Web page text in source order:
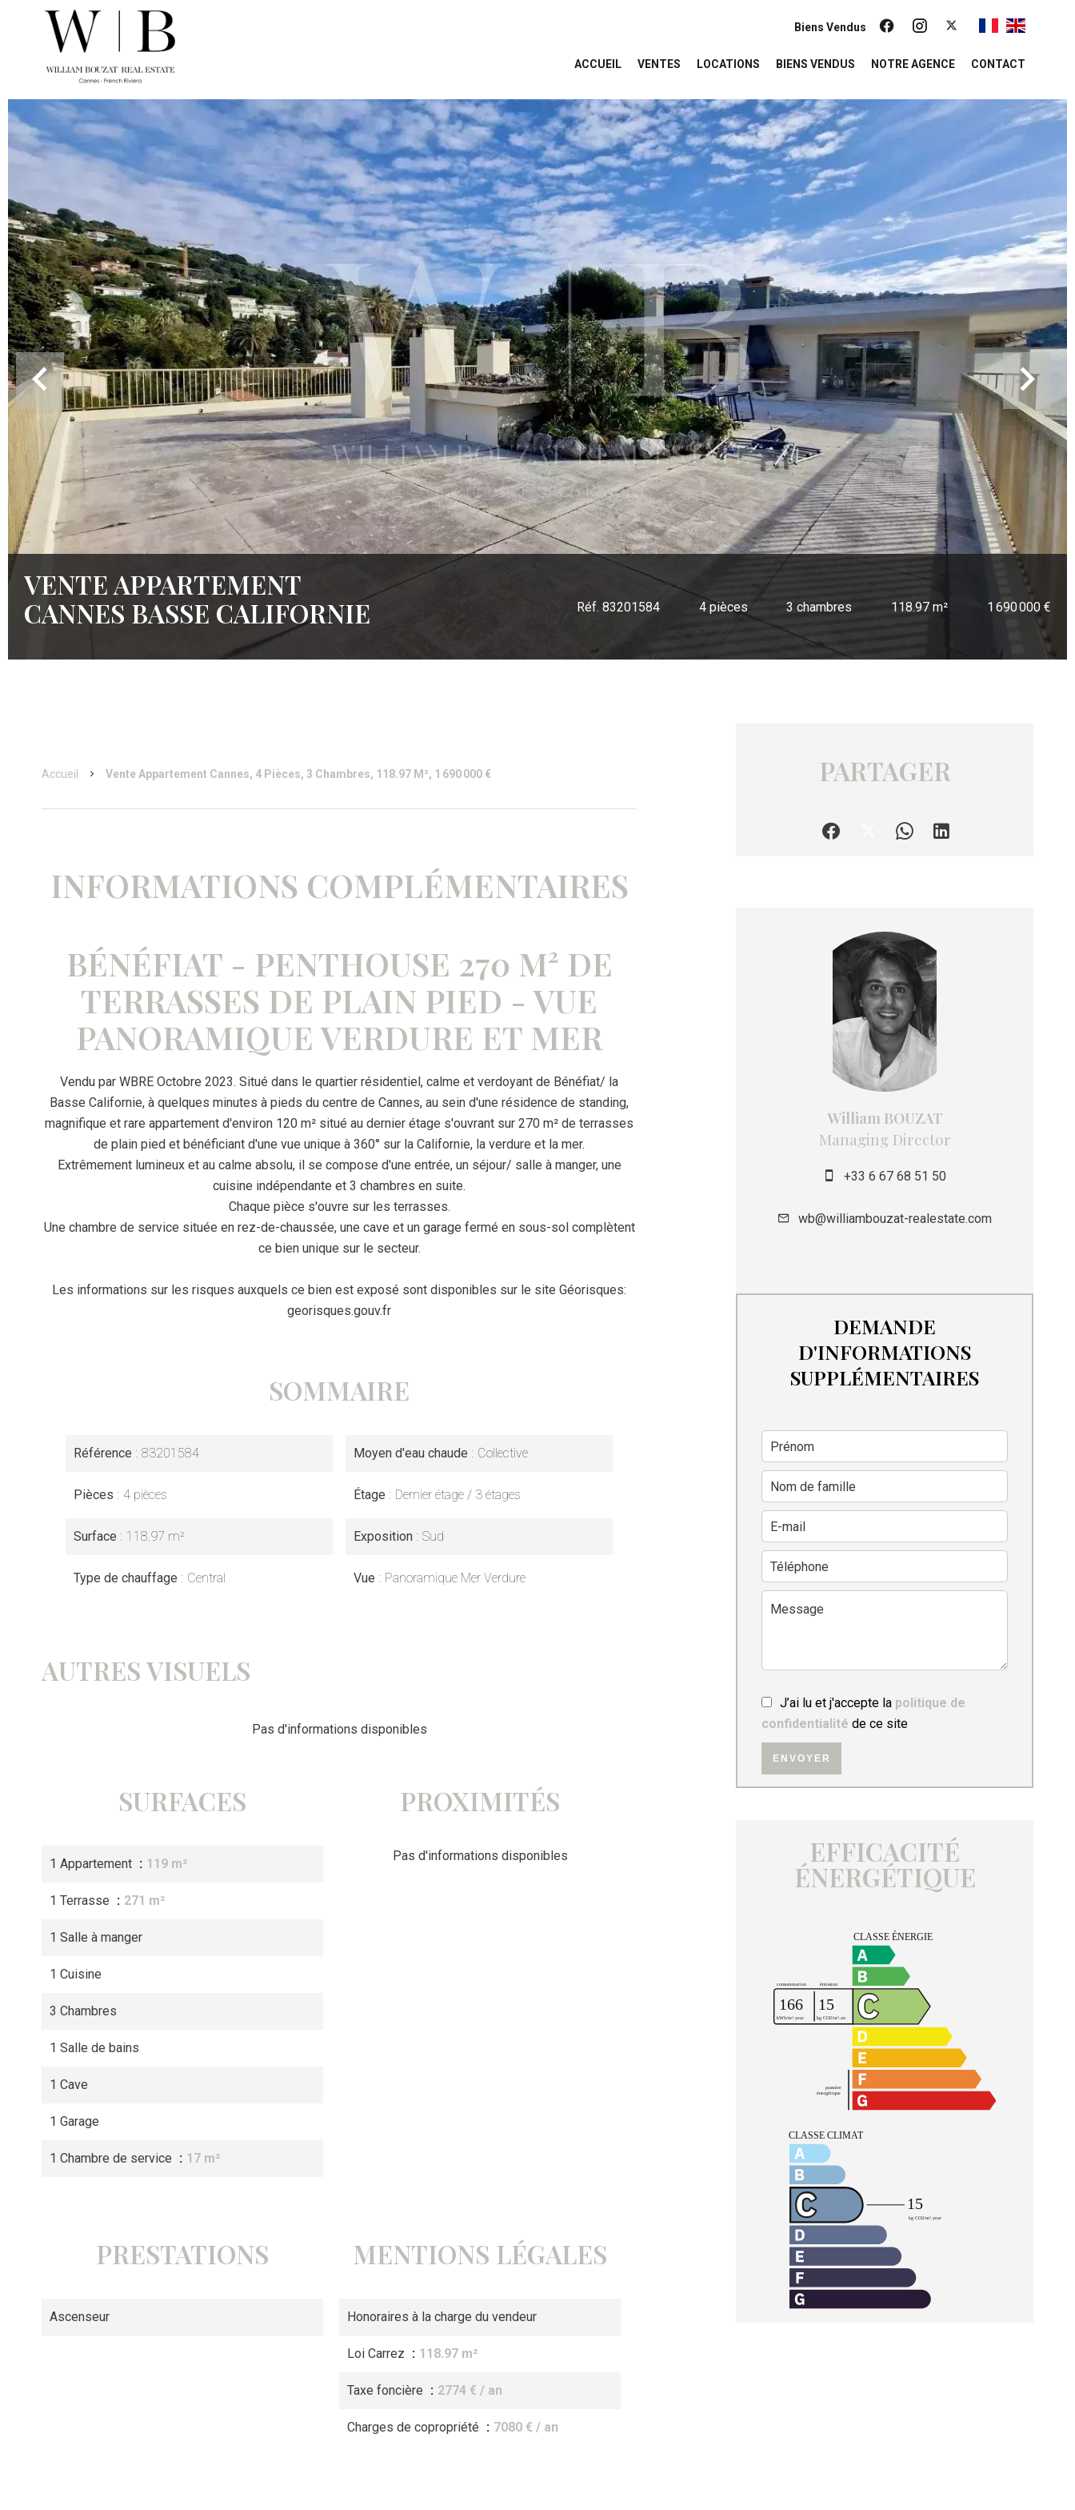
Biens Vendus
ACCUEIL VENTES LOCATIONS BIENS VENDUS NOTRE AGENCE CONTACT
VENTE APPARTEMENT
CANNES BASSE CALIFORNIE
Réf. 83201584 4 pièces 3 chambres 118.97 m² 1 690 000 €
Accueil Vente Appartement Cannes, 4 Pièces, 3 Chambres, 118.97 M², 1 690 000 €
INFORMATIONS COMPLÉMENTAIRES
BÉNÉFIAT - PENTHOUSE 270 M² DE
TERRASSES DE PLAIN PIED - VUE
PANORAMIQUE VERDURE ET MER
Vendu par WBRE Octobre 2023. Situé dans le quartier résidentiel, calme et verdoyant de Bénéfiat/ la
Basse Californie, à quelques minutes à pieds du centre de Cannes, au sein d'une résidence de standing,
magnifique et rare appartement d'environ 120 m² situé au dernier étage s'ouvrant sur 270 m² de terrasses
de plain pied et bénéficiant d'une vue unique à 360° sur la Californie, la verdure et la mer.
Extrêmement lumineux et au calme absolu, il se compose d'une entrée, un séjour/ salle à manger, une
cuisine indépendante et 3 chambres en suite.
Chaque pièce s'ouvre sur les terrasses.
Une chambre de service située en rez-de-chaussée, une cave et un garage fermé en sous-sol complètent
ce bien unique sur le secteur.
Les informations sur les risques auxquels ce bien est exposé sont disponibles sur le site Géorisques:
georisques.gouv.fr
SOMMAIRE
Référence 83201584
Pièces 4 pièces
Surface 118.97 m²
Type de chauffage Central
Moyen d'eau chaude Collective
Étage Dernier étage / 3 étages
Exposition Sud
Vue Panoramique Mer Verdure
AUTRES VISUELS
Pas d'informations disponibles
SURFACES
1 Appartement 119 m²
1 Terrasse 271 m²
1 Salle à manger
1 Cuisine
3 Chambres
1 Salle de bains
1 Cave
1 Garage
1 Chambre de service 17 m²
PROXIMITÉS
Pas d'informations disponibles
PRESTATIONS
Ascenseur
MENTIONS LÉGALES
Honoraires à la charge du vendeur
Loi Carrez 118.97 m²
Taxe foncière 2774 € / an
Charges de copropriété 7080 € / an
PARTAGER
William BOUZAT
Managing Director
+33 6 67 68 51 50
wb@williambouzat-realestate.com
DEMANDE
D'INFORMATIONS
SUPPLÉMENTAIRES
J’ai lu et j'accepte la politique de
confidentialité de ce site
ENVOYER
EFFICACITÉ
ÉNERGÉTIQUE